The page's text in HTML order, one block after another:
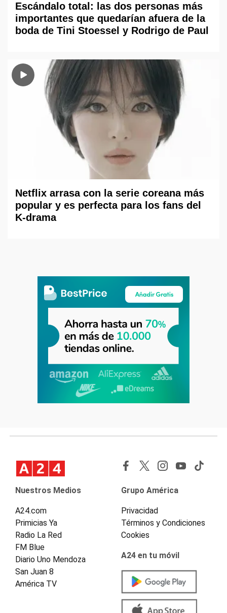
Escándalo total: las dos personas más
importantes que quedarían afuera de la
boda de Tini Stoessel y Rodrigo de Paul
Netflix arrasa con la serie coreana más
popular y es perfecta para los fans del
K-drama
Nuestros Medios
A24.com
Primicias Ya
Radio La Red
FM Blue
Diario Uno Mendoza
San Juan 8
América TV
Grupo América
Privacidad
Términos y Condiciones
Cookies
A24 en tu móvil